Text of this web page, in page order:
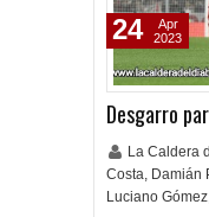
Desgarro
La Caldera
Costa, Damián
Luciano Gómez
24
Apr
2023